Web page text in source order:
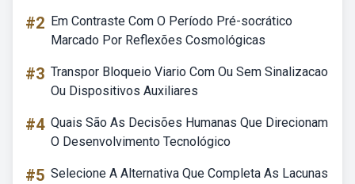
#2 Em Contraste Com O Período Pré-socrático
Marcado Por Reflexões Cosmológicas
#3 Transpor Bloqueio Viario Com Ou Sem Sinalizacao
Ou Dispositivos Auxiliares
#4 Quais São As Decisões Humanas Que Direcionam
O Desenvolvimento Tecnológico
#5 Selecione A Alternativa Que Completa As Lacunas